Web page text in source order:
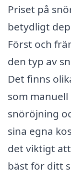
Priset på
betydligt
Först och
den typ av
Det finns
som
snöröjning
sina egna
det viktigt
bäst för ditt